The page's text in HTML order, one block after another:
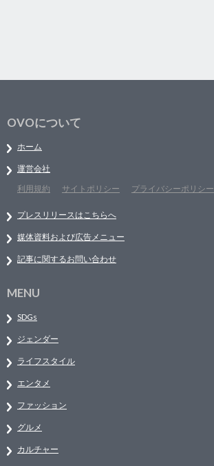
OVOについて
ホーム
運営会社
利用規約
サイトポリシー プライバシーポリシー
プレスリリースはこちらへ
媒体資料および広告メニュー
記事に関するお問い合わせ
MENU
SDGs
ジェンダー
ライフスタイル
エンタメ
ファッション
グルメ
カルチャー